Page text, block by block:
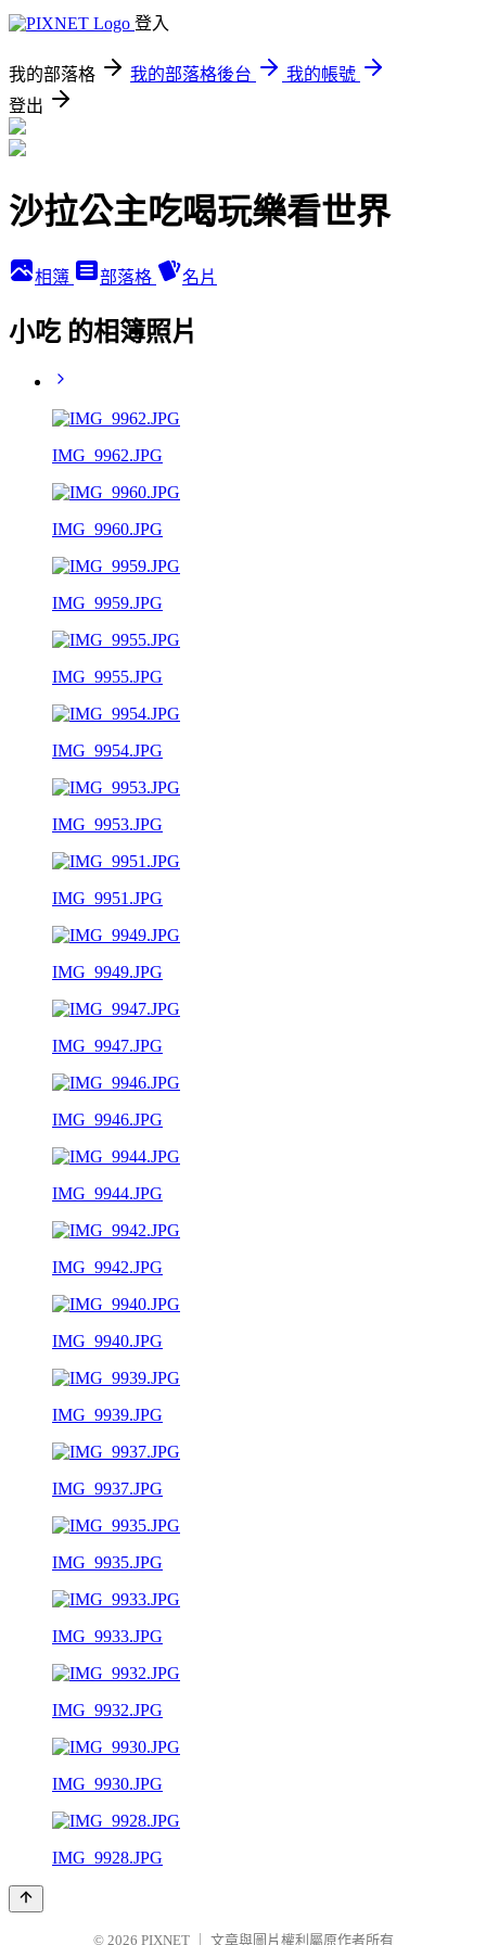
登入
我的部落格 我的部落格後台
我的帳號
登出
沙拉公主吃喝玩樂看世界
相簿 部落格 名片
小吃 的相簿照片
IMG_9962.JPG
IMG_9960.JPG
IMG_9959.JPG
IMG_9955.JPG
IMG_9954.JPG
IMG_9953.JPG
IMG_9951.JPG
IMG_9949.JPG
IMG_9947.JPG
IMG_9946.JPG
IMG_9944.JPG
IMG_9942.JPG
IMG_9940.JPG
IMG_9939.JPG
IMG_9937.JPG
IMG_9935.JPG
IMG_9933.JPG
IMG_9932.JPG
IMG_9930.JPG
IMG_9928.JPG
© 2026 PIXNET 文章與圖片權利屬原作者所有